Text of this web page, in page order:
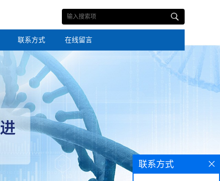
联系方式 在线留言
联系方式